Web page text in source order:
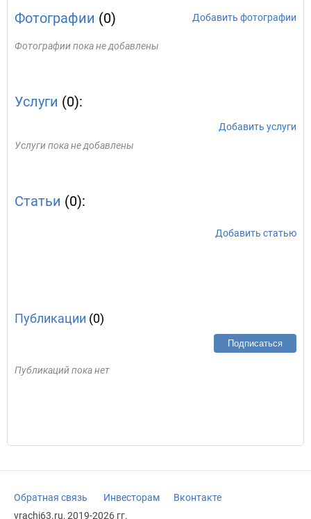
Фотографии (0) Добавить фотографии
Фотографии пока не добавлены
Услуги (0):
Добавить услуги
Услуги пока не добавлены
Статьи (0):
Добавить статью
Публикации (0)
Подписаться
Публикаций пока нет
Обратная связь Инвесторам
Вконтакте
vrachi63.ru, 2019-2026 гг.